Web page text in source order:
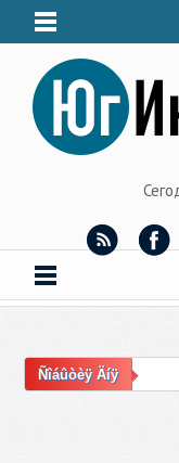
Ñîáûòèÿ Äíÿ